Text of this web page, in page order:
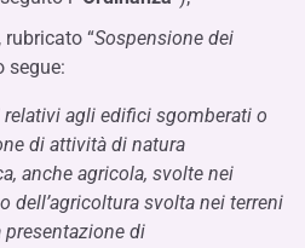
rubricato “Sospensione dei
segue:
agli edifici sgomberati o
di attività di natura
anche agricola, svolte nei
dell’agricoltura svolta nei terreni
di